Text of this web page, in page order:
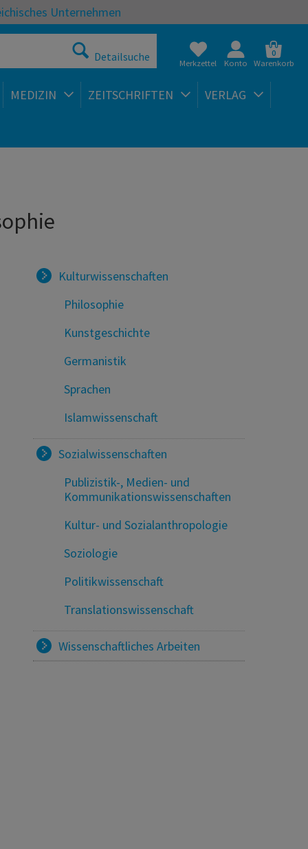
Unternehmen
Detailsuche Merkzettel Konto
0
Warenkorb
MEDIZIN ZEITSCHRIFTEN VERLAG
Kulturwissenschaften
Philosophie
Kunstgeschichte
Germanistik
Sprachen
Islamwissenschaft
Sozialwissenschaften
Publizistik-, Medien- und
Kommunikationswissenschaften
Kultur- und Sozialanthropologie
Soziologie
Politikwissenschaft
Translationswissenschaft
Wissenschaftliches Arbeiten